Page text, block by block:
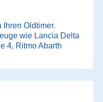
Ihren Oldtimer.
wie Lancia Delta
4, Ritmo Abarth